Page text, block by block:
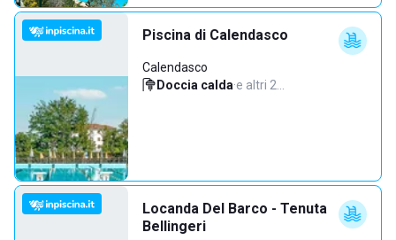
Piscina di Calendasco
Calendasco
Doccia calda·e altri 2…
Locanda Del Barco - Tenuta
Bellingeri